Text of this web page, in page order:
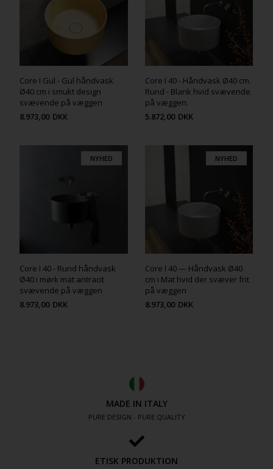
Core I Gul - Gul håndvask
Ø40 cm i smukt design
svævende på væggen
8.973,00 DKK
Core I 40 - Håndvask Ø40 cm.
Rund - Blank hvid svævende
på væggen.
5.872,00 DKK
NYHED
Core I 40 - Rund håndvask
Ø40 i mørk mat antracit
svævende på væggen
8.973,00 DKK
NYHED
Core I 40 — Håndvask Ø40
cm i Mat hvid der svæver frit
på væggen
8.973,00 DKK
MADE IN ITALY
PURE DESIGN - PURE QUALITY
ETISK PRODUKTION